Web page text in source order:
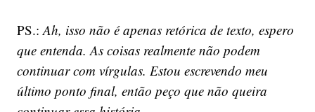
PS.: Ah, isso não é apenas retórica de texto, espero
que entenda. As coisas realmente não podem
continuar com vírgulas. Estou escrevendo meu
último ponto final, então peço que não queira